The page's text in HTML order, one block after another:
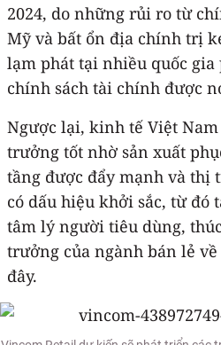
2024, do những rủi ro từ
Mỹ và bất ổn địa chính trị
lạm phát tại nhiều quốc
chính sách tài chính được
Ngược lại, kinh tế Việt
trưởng tốt nhờ sản xuất
tầng được đẩy mạnh và thị
có dấu hiệu khởi sắc, từ đó
tâm lý người tiêu dùng,
trưởng của ngành bán lẻ
đây.